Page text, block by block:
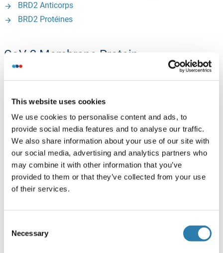
This website uses cookies
We use cookies to personalise content and ads, to
provide social media features and to analyse our traffic.
We also share information about your use of our site with
our social media, advertising and analytics partners who
may combine it with other information that you’ve
provided to them or that they’ve collected from your use
of their services.
Selection
Necessary
BRD2 Anticorps
BRD2 Protéines
CoV-2 Membrane Protein
ANO6 - Anoctamin 6:
Anoctamin 6 Anticorps
Anoctamin 6 Kits ELISA
Anoctamin 6 Protéines
AASS (Aminoadipate Semialdehyde Synthase):
AASS Anticorps
AASS Protéines
PSMD8 (Proteasome (Prosome, Macropain) 26S
Subunit, Non-ATPase, 8):